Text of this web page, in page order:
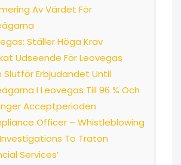
Av Värdet För
Ställer Höga Krav
Udseende För Leovegas
Slutför Erbjudandet Until
I Leovegas Till 96 % Och
Acceptperioden
Officer – Whistleblowing
To Traton
Services’